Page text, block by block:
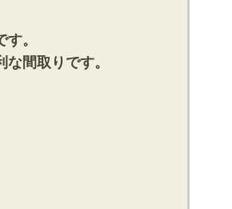
。
間取りです。